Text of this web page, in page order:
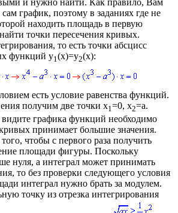
и нужно найти. Как правило, Вам
сам график, поэтому в заданиях где не
находить площадь в первую
точки пересечения кривых.
то есть точки абсцисс
функций y1(x)=y2(x):
есть условие равенства функций.
получим две точки x1 =0, x2=a.
графика функций необходимо
принимает большие значения.
чтобы с первого раза получить
площади фигуры. Поскольку
нуля, а интеграл может принимать
то без проверки следующего условия
интеграл нужно брать за модулем.
точку из отрезка интегрирования